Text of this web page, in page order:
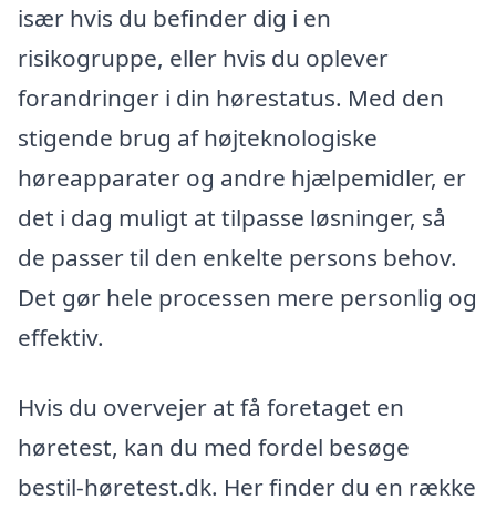
især hvis du befinder dig i en
risikogruppe, eller hvis du oplever
forandringer i din hørestatus. Med den
stigende brug af højteknologiske
høreapparater og andre hjælpemidler, er
det i dag muligt at tilpasse løsninger, så
de passer til den enkelte persons behov.
Det gør hele processen mere personlig og
effektiv.
Hvis du overvejer at få foretaget en
høretest, kan du med fordel besøge
bestil-høretest.dk. Her finder du en række